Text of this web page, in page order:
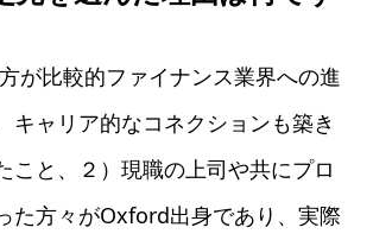
が比較的ファイナンス業界への進
キャリア的なコネクションも築き
こと、２）現職の上司や共にプロ
た方々がOxford出身であり、実際